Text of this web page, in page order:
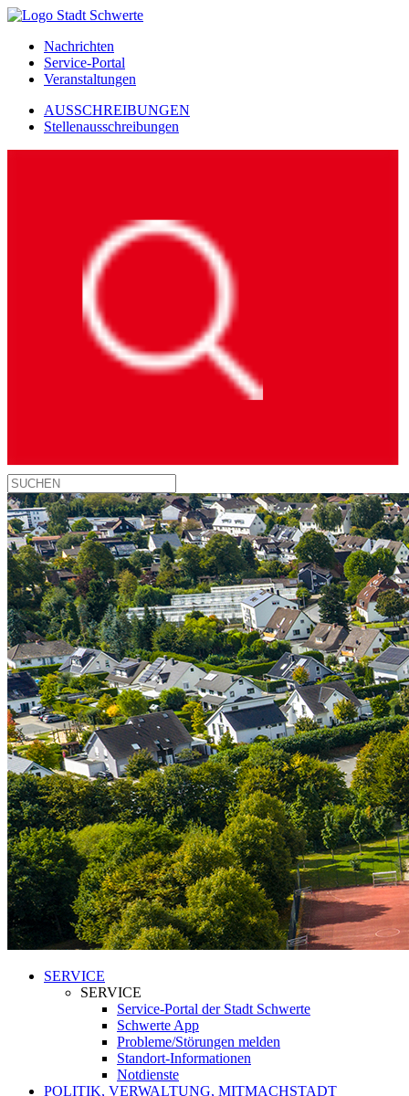
Nachrichten
Service-Portal
Veranstaltungen
AUSSCHREIBUNGEN
Stellenausschreibungen
SERVICE
SERVICE
Service-Portal der Stadt Schwerte
Schwerte App
Probleme/Störungen melden
Standort-Informationen
Notdienste
POLITIK, VERWALTUNG, MITMACHSTADT